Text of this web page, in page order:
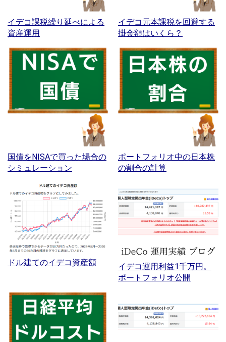
イデコ課税繰り延べによる
資産運用
イデコ元本課税を回避する
掛金額はいくら？
国債をNISAで買った場合の
シミュレーション
ポートフォリオ中の日本株
の割合の計算
ドル建てのイデコ資産額
イデコ運用利益1千万円。
ポートフォリオ公開